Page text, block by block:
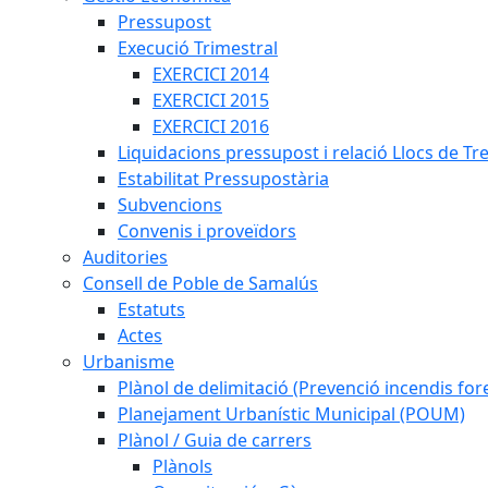
Pressupost
Execució Trimestral
EXERCICI 2014
EXERCICI 2015
EXERCICI 2016
Liquidacions pressupost i relació Llocs de
Estabilitat Pressupostària
Subvencions
Convenis i proveïdors
Auditories
Consell de Poble de Samalús
Estatuts
Actes
Urbanisme
Plànol de delimitació (Prevenció incendis
Planejament Urbanístic Municipal (POUM)
Plànol / Guia de carrers
Plànols